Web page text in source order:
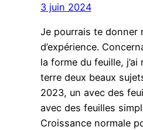
3 juin 2024
Je pourrais te donner
d’expérience.
la forme du feuille,
terre deux beaux
2023, un avec des
avec des feuilles
Croissance normale